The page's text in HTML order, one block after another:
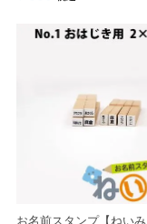
お名前スタンプ【ねい